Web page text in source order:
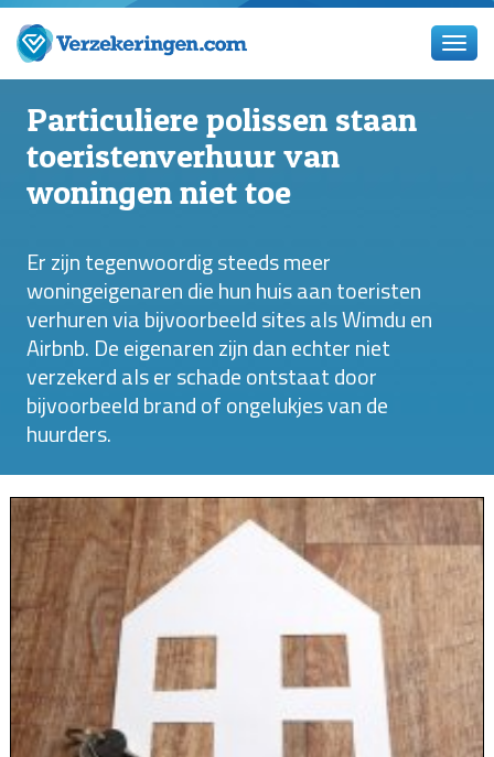
Particuliere polissen staan
toeristenverhuur van
woningen niet toe
Er zijn tegenwoordig steeds meer
woningeigenaren die hun huis aan toeristen
verhuren via bijvoorbeeld sites als Wimdu en
Airbnb. De eigenaren zijn dan echter niet
verzekerd als er schade ontstaat door
bijvoorbeeld brand of ongelukjes van de
huurders.